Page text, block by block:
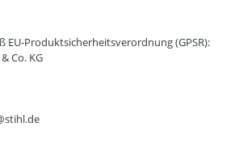
EU-Produktsicherheitsverordnung (GPSR):
Co. KG